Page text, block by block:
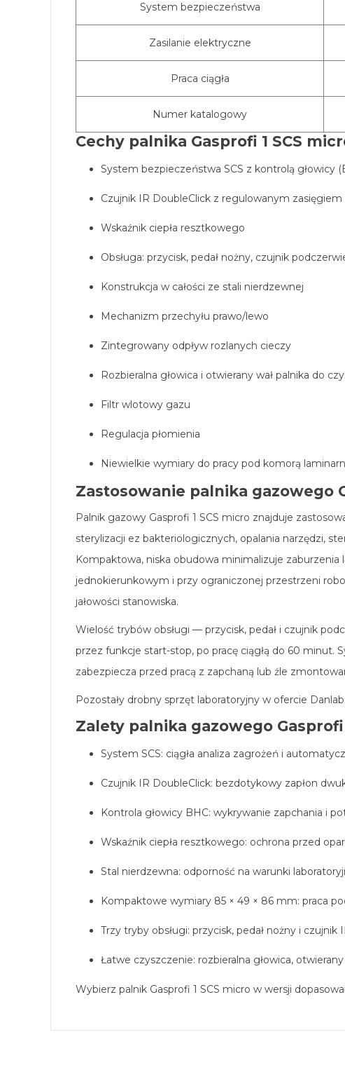
System bezpieczeństwa
Zasilanie elektryczne
Praca ciągła
Numer katalogowy
Cechy palnika Gasprofi 1 SCS
System bezpieczeństwa SCS z kontrolą głowicy
Czujnik IR DoubleClick z regulowanym zasięgiem
Wskaźnik ciepła resztkowego
Obsługa: przycisk, pedał nożny, czujnik
Konstrukcja w całości ze stali nierdzewnej
Mechanizm przechyłu prawo/lewo
Zintegrowany odpływ rozlanych cieczy
Rozbieralna głowica i otwierany wał palnika do
Filtr wlotowy gazu
Regulacja płomienia
Niewielkie wymiary do pracy pod komorą
Zastosowanie palnika gazowego
Palnik gazowy Gasprofi 1 SCS micro znajduje
sterylizacji ez bakteriologicznych, opalania narzędzi,
Kompaktowa, niska obudowa minimalizuje
jednokierunkowym i przy ograniczonej przestrzeni
jałowości stanowiska.
Wielość trybów obsługi — przycisk, pedał i czujnik
przez funkcje start-stop, po pracę ciągłą do 60 minut.
zabezpiecza przed pracą z zapchaną lub źle
Pozostały drobny sprzęt laboratoryjny w ofercie Danlab:
Zalety palnika gazowego Gasprofi
System SCS: ciągła analiza zagrożeń i
Czujnik IR DoubleClick: bezdotykowy zapłon
Kontrola głowicy BHC: wykrywanie zapchania i
Wskaźnik ciepła resztkowego: ochrona przed
Stal nierdzewna: odporność na warunki
Kompaktowe wymiary 85 × 49 × 86 mm: praca
Trzy tryby obsługi: przycisk, pedał nożny i
Łatwe czyszczenie: rozbieralna głowica,
Wybierz palnik Gasprofi 1 SCS micro w wersji